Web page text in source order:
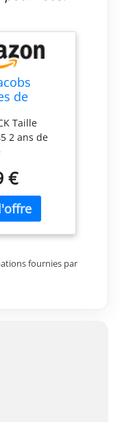
de
BLACK
Taille
2 ans de
€
fournies par